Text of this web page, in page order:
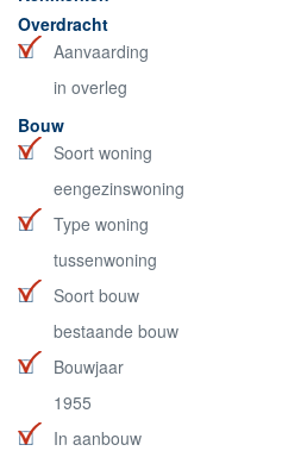
Overdracht
Aanvaarding
in overleg
Bouw
Soort woning
eengezinswoning
Type woning
tussenwoning
Soort bouw
bestaande bouw
Bouwjaar
1955
In aanbouw